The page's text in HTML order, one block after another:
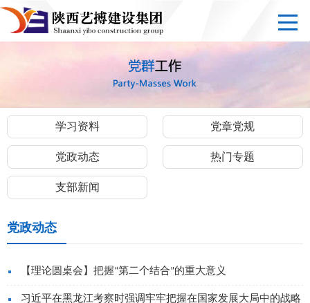
学习资料 党章党规
党政动态 热门专题
支部新闻
党政动态
【理论圆桌会】把握“第二个结合”的重大意义
习近平在黑龙江考察时强调牢牢把握在国家发展大局中的战略